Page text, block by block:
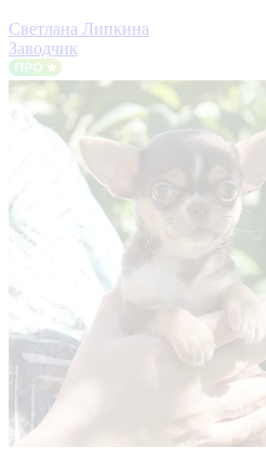
Светлана Липкина
Заводчик